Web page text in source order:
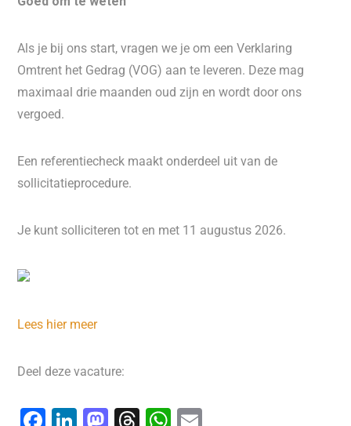
Als je bij ons start, vragen we je om een Verklaring
Omtrent het Gedrag (VOG) aan te leveren. Deze mag
maximaal drie maanden oud zijn en wordt door ons
vergoed.
Een referentiecheck maakt onderdeel uit van de
sollicitatieprocedure.
Je kunt solliciteren tot en met 11 augustus 2026.
Lees hier meer
Deel deze vacature: